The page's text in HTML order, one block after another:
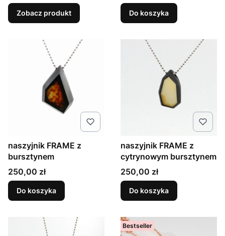
Zobacz produkt Do koszyka
naszyjnik FRAME z
bursztynem
Cena
250,00 zł
Do koszyka
naszyjnik FRAME z
cytrynowym bursztynem
Cena
250,00 zł
Do koszyka
Bestseller